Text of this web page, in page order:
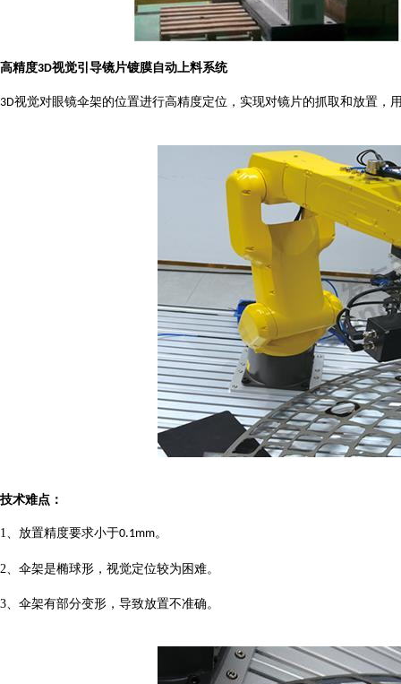
高精度3D视觉引导镜片镀膜自动上料系统
3D视觉对眼镜伞架的位置进行高精度定位，实现对镜片的抓取和放置，
技术难点：
1、 放置精度要求小于0.1mm。
2、 伞架是椭球形，视觉定位较为困难。
3、 伞架有部分变形，导致放置不准确。